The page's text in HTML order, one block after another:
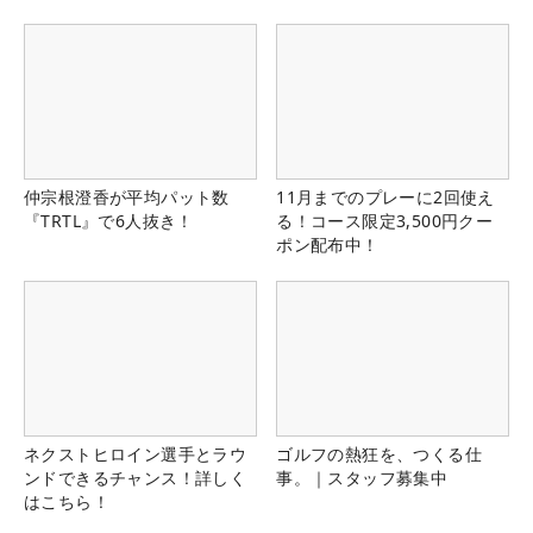
仲宗根澄香が平均パット数
『TRTL』で6人抜き！
11月までのプレーに2回使え
る！コース限定3,500円クー
ポン配布中！
ネクストヒロイン選手とラウ
ンドできるチャンス！詳しく
はこちら！
ゴルフの熱狂を、つくる仕
事。｜スタッフ募集中